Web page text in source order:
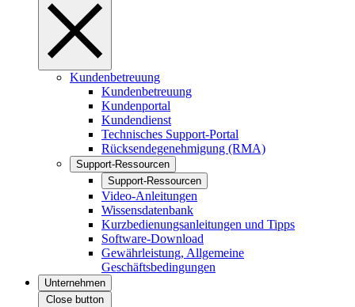
Kundenbetreuung
Kundenbetreuung
Kundenportal
Kundendienst
Technisches Support-Portal
Rücksendegenehmigung (RMA)
Support-Ressourcen
Support-Ressourcen
Video-Anleitungen
Wissensdatenbank
Kurzbedienungsanleitungen und Tipps
Software-Download
Gewährleistung, Allgemeine
Geschäftsbedingungen
Unternehmen
Close button